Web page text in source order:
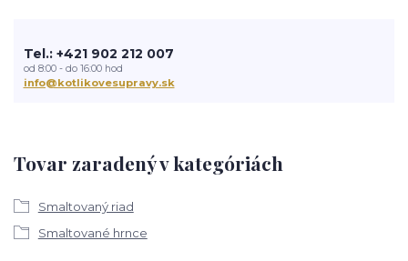
Tovar zaradený v kategóriách
Smaltovaný riad
Smaltované hrnce
Tel.: +421 902 212 007
od 8:00 - do 16:00 hod
info@kotlikovesupravy.sk